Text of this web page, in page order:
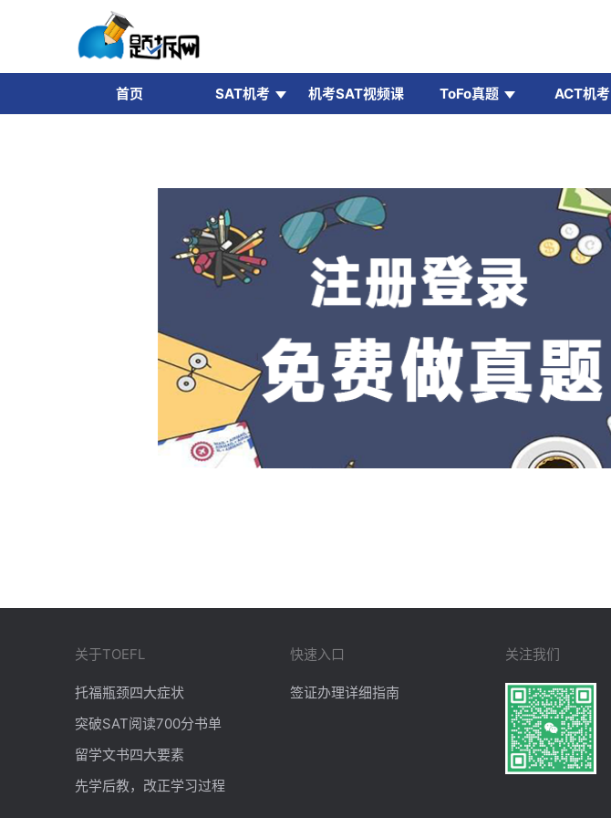
首页 SAT机考 机考SAT视频课 ToFo真题 ACT机考
关于TOEFL
托福瓶颈四大症状
突破SAT阅读700分书单
留学文书四大要素
先学后教，改正学习过程
快速入口
签证办理详细指南
关注我们